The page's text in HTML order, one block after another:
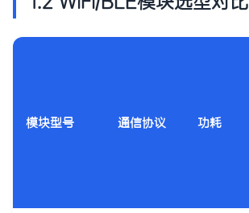
模块型号 通信协议 功耗